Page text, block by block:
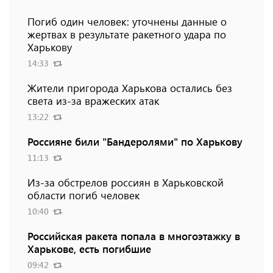
Погиб один человек: уточнены данные о
жертвах в результате ракетного удара по
Харькову
14:33
Жители пригорода Харькова остались без
света из-за вражеских атак
13:22
Россияне били "Бандеролями" по Харькову
11:13
Из-за обстрелов россиян в Харьковской
области погиб человек
10:40
Российская ракета попала в многоэтажку в
Харькове, есть погибшие
09:42